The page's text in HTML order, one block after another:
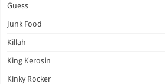
Guess
Junk Food
Killah
King Kerosin
Kinky Rocker